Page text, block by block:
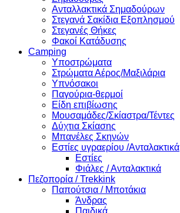
Ανταλλακτικά Σημαδούρων
Στεγανά Σακίδια Εξοπλησμού
Στεγανές Θήκες
Φακοί Κατάδυσης
Camping
Υποστρώματα
Στρώματα Αέρος/Μαξιλάρια
Υπνόσακοι
Παγούρια-θερμοί
Είδη επιβίωσης
Μουσαμάδες/Σκίαστρα/Τέντες
Δύχτια Σκίασης
Μπανέλες Σκηνών
Εστίες υγραερίου /Ανταλακτικά
Εστίες
Φιάλες / Ανταλακτικά
Πεζοπορία / Trekkink
Παπούτσια / Μποτάκια
Άνδρας
Παιδικά